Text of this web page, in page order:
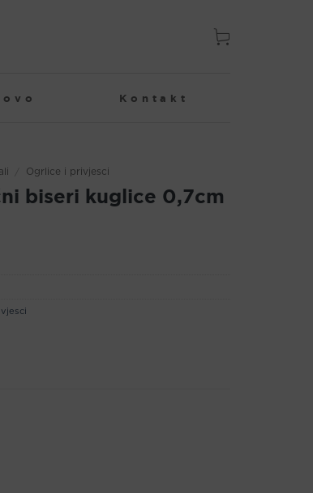
Kontakt
Ogrlice i privjesci
biseri kuglice 0,7cm